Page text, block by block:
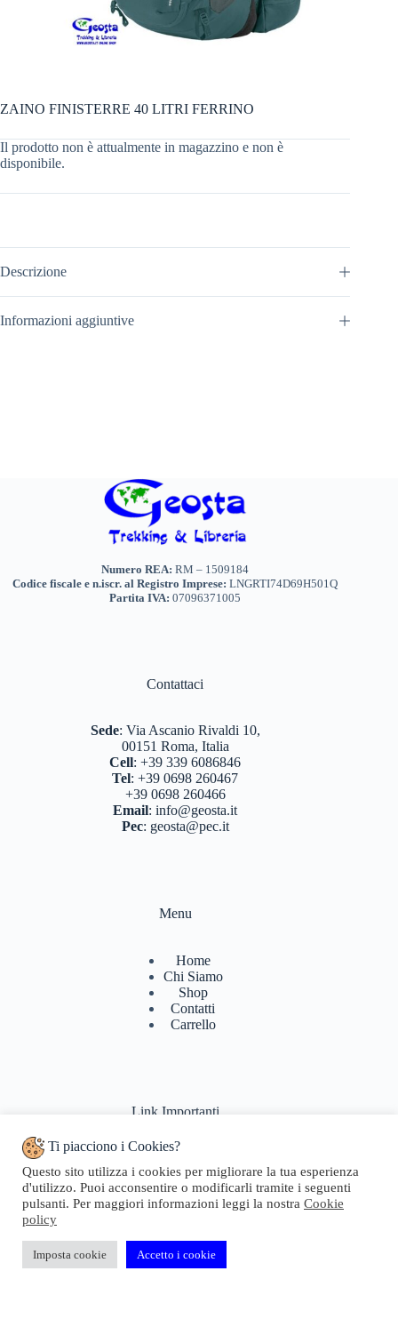
ZAINO FINISTERRE 40 LITRI FERRINO
Il prodotto non è attualmente in magazzino e non è
disponibile.
Descrizione
Informazioni aggiuntive
Numero REA:RM – 1509184
Codice fiscale e n.iscr. al Registro Imprese:LNGRTI74D69H501Q
Partita IVA: 07096371005
Contattaci
Sede: Via Ascanio Rivaldi 10,
00151 Roma, Italia
Cell:+39 339 6086846
Tel:+39 0698 260467
+39 0698 260466
Email:info@geosta.it
Pec: geosta@pec.it
Menu
Home
Chi Siamo
Shop
Contatti
Carrello
Link Importanti
Politiche di Reso
Pagamenti & Spedizioni
Termini di utilizzo
Cookie Policy
Domande Frequenti
Copyright © 2024 Geosta di Longhi Rita - Web powered by
Ti piacciono i Cookies?
Questo sito utilizza i cookies per migliorare la tua esperienza
d'utilizzo. Puoi acconsentire o modificarli tramite i seguenti
pulsanti. Per maggiori informazioni leggi la nostra Cookie
policy
Imposta cookie Accetto i cookie